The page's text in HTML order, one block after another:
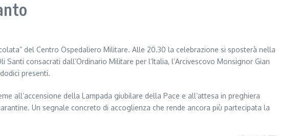
del Centro Ospedaliero Militare. Alle 20.30 la celebrazione si sposterà nella
consacrati dall’Ordinario Militare per l’Italia, l’Arcivescovo Monsignor Gian
presenti.
all’accensione della Lampada giubilare della Pace e all’attesa in preghiera
Un segnale concreto di accoglienza che rende ancora più partecipata la